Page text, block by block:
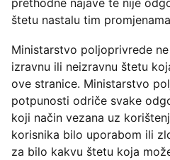
štetu nastalu tim
Ministarstvo poljoprivrede
izravnu ili neizravnu štetu
ove stranice. Ministarstvo
potpunosti odriče svake
koji način vezana uz
korisnika bilo uporabom ili
za bilo kakvu štetu koja